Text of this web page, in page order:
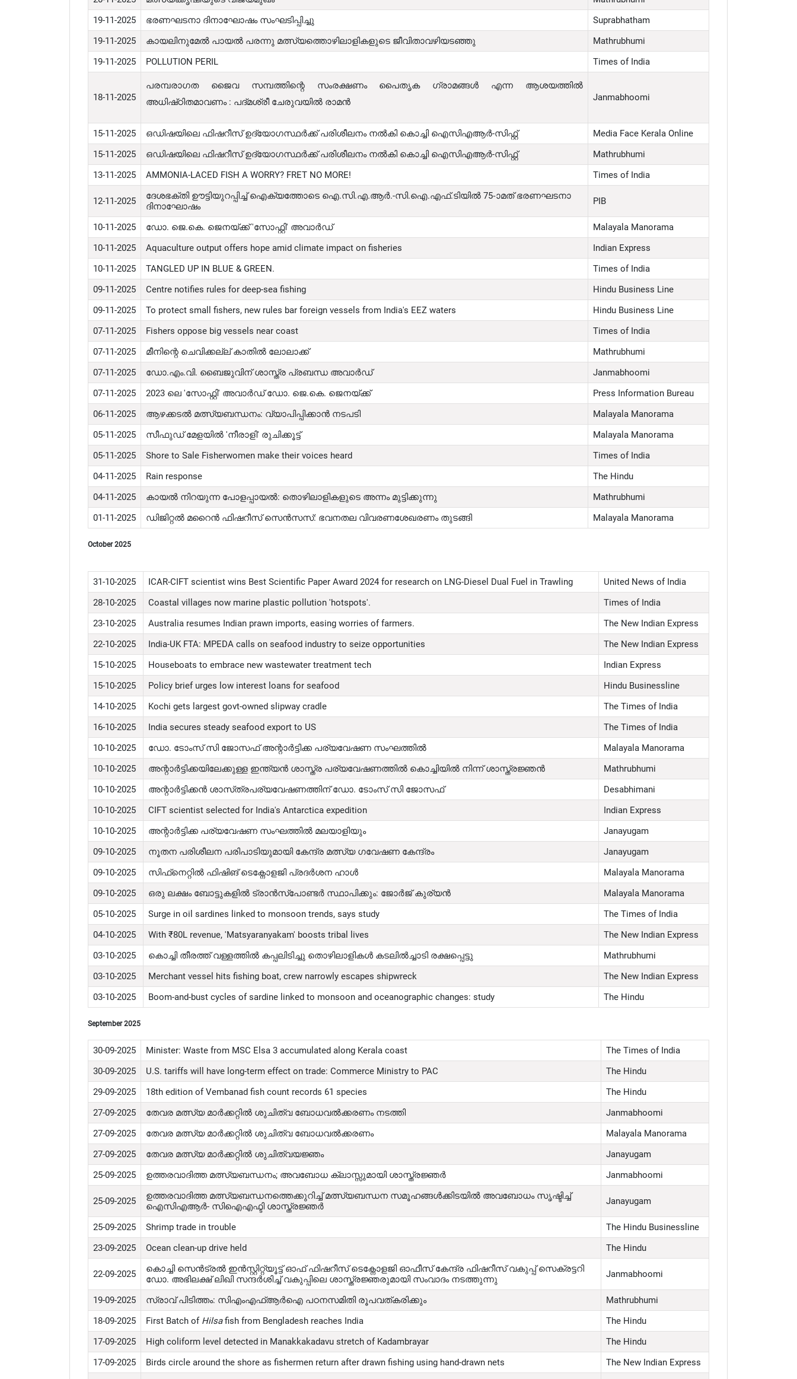
19-11-2025
ഭരണഘടനാ ദിനാഘോഷം സംഘടിപ്പിച്ചു
Suprabhatham
19-11-2025
കായലിനുമേൽ പായൽ പരന്നു മത്സ്യത്തൊഴിലാളികളുടെ ജീവിതാവഴിയടഞ്ഞു
Mathrubhumi
19-11-2025
POLLUTION PERIL Times of India
18-11-2025
പരമ്പരാഗത ജൈവ സമ്പത്തിന്റെ സംരക്ഷണം പൈതൃക ഗ്രാമങ്ങൾ എന്ന ആശയത്തിൽ
അധിഷ്‌ഠിതമാവണം : പദ്മശ്രീ ചേരുവയിൽ രാമൻ
Janmabhoomi
15-11-2025 ഒഡിഷയിലെ ഫിഷറീസ് ഉദ്യോഗസ്ഥർക്ക് പരിശീലനം നൽകി കൊച്ചി ഐസിഎആർ-സിഫ്റ്റ്
Media Face Kerala Online
15-11-2025
ഒഡിഷയിലെ ഫിഷറീസ് ഉദ്യോഗസ്ഥർക്ക് പരിശീലനം നൽകി കൊച്ചി ഐസിഎആർ-സിഫ്റ്റ്
Mathrubhumi
13-11-2025
AMMONIA-LACED FISH A WORRY? FRET NO MORE! Times of India
12-11-2025
ദേശഭക്തി ഊട്ടിയുറപ്പിച്ച് ഐക്യത്തോടെ ഐ.സി.എ.ആർ.-സി.ഐ.എഫ്.ടിയിൽ 75-ാമത് ഭരണഘടനാ
ദിനാഘോഷം
PIB
10-11-2025 ഡോ. ജെ.കെ. ജെനയ്ക്ക് 'സോഫ്റ്റി' അവാർഡ്
Malayala Manorama
10-11-2025
Aquaculture output offers hope amid climate impact on fisheries
Indian Express
10-11-2025
TANGLED UP IN BLUE & GREEN.
Times of India
09-11-2025
Centre notifies rules for deep-sea fishing
Hindu Business Line
09-11-2025
To protect small fishers, new rules bar foreign vessels from India's EEZ waters
Hindu Business Line
07-11-2025
Fishers oppose big vessels near coast
Times of India
07-11-2025
മീനിന്റെ ചെവിക്കല്ല് കാതിൽ ലോലാക്ക്
Mathrubhumi
07-11-2025
ഡോ.എം.വി. ബൈജുവിന് ശാസ്ത്ര പ്രബന്ധ അവാർഡ്
Janmabhoomi
07-11-2025
2023 ലെ 'സോഫ്റ്റി' അവാർഡ് ഡോ. ജെ.കെ. ജെനയ്ക്ക്
Press Information Bureau
06-11-2025
ആഴക്കടൽ മത്സ്യബന്ധനം: വ്യാപിപ്പിക്കാൻ നടപടി
Malayala Manorama
05-11-2025
സീഫുഡ് മേളയിൽ 'നീരാളി' രുചിക്കൂട്ട്
Malayala Manorama
05-11-2025
Shore to Sale Fisherwomen make their voices heard
Times of India
04-11-2025
Rain response
The Hindu
04-11-2025
കായൽ നിറയുന്ന പോളപ്പായൽ: തൊഴിലാളികളുടെ അന്നം മുട്ടിക്കുന്നു
Mathrubhumi
01-11-2025
ഡിജിറ്റൽ മറൈൻ ഫിഷറീസ് സെൻസസ്: ഭവനതല വിവരണശേഖരണം തുടങ്ങി Malayala Manorama
October 2025
31-10-2025 ICAR-CIFT scientist wins Best Scientific Paper Award 2024 for research on LNG-Diesel Dual Fuel in Trawling
United News of India
28-10-2025
Coastal villages now marine plastic pollution 'hotspots'.
Times of India
23-10-2025
Australia resumes Indian prawn imports, easing worries of farmers.
The New Indian Express
22-10-2025
India-UK FTA: MPEDA calls on seafood industry to seize opportunities
The New Indian Express
15-10-2025
Houseboats to embrace new wastewater treatment tech
Indian Express
15-10-2025
Policy brief urges low interest loans for seafood
Hindu Businessline
14-10-2025
Kochi gets largest govt-owned slipway cradle
The Times of India
16-10-2025
India secures steady seafood export to US
The Times of India
10-10-2025
ഡോ. ടോംസ് സി ജോസഫ് അന്റാർട്ടിക്ക പര്യവേഷണ സംഘത്തിൽ
Malayala Manorama
10-10-2025
അന്റാർട്ടിക്കയിലേക്കുള്ള ഇന്ത്യൻ ശാസ്ത്ര പര്യവേഷണത്തിൽ കൊച്ചിയിൽ നിന്ന് ശാസ്ത്രജ്ഞൻ
Mathrubhumi
10-10-2025
അന്റാർട്ടിക്കൻ ശാസ്‌ത്രപര്യവേഷണത്തിന് ഡോ. ടോംസ് സി ജോസഫ്
Desabhimani
10-10-2025
CIFT scientist selected for India's Antarctica expedition
Indian Express
10-10-2025
അന്റാർട്ടിക്ക പര്യവേഷണ സംഘത്തിൽ മലയാളിയും
Janayugam
09-10-2025
നൂതന പരിശീലന പരിപാടിയുമായി കേന്ദ്ര മത്സ്യ ഗവേഷണ കേന്ദ്രം
Janayugam
09-10-2025
സിഫ്‌നെറ്റിൽ ഫിഷിങ് ടെക്നോളജി പ്രദർശന ഹാൾ
Malayala Manorama
09-10-2025
ഒരു ലക്ഷം ബോട്ടുകളിൽ ട്രാൻസ്പോണ്ടർ സ്ഥാപിക്കും: ജോർജ് കുര്യൻ
Malayala Manorama
05-10-2025
Surge in oil sardines linked to monsoon trends, says study
The Times of India
04-10-2025
With ₹80L revenue, 'Matsyaranyakam' boosts tribal lives
The New Indian Express
03-10-2025
കൊച്ചി തീരത്ത് വള്ളത്തിൽ കപ്പലിടിച്ചു തൊഴിലാളികൾ കടലിൽച്ചാടി രക്ഷപ്പെട്ടു
Mathrubhumi
03-10-2025
Merchant vessel hits fishing boat, crew narrowly escapes shipwreck
The New Indian Express
03-10-2025
Boom-and-bust cycles of sardine linked to monsoon and oceanographic changes: study The Hindu
September 2025
30-09-2025 Minister: Waste from MSC Elsa 3 accumulated along Kerala coast
The Times of India
30-09-2025
U.S. tariffs will have long-term effect on trade: Commerce Ministry to PAC
The Hindu
29-09-2025
18th edition of Vembanad fish count records 61 species
The Hindu
27-09-2025
തേവര മത്സ്യ മാർക്കറ്റിൽ ശുചിത്വ ബോധവൽക്കരണം നടത്തി
Janmabhoomi
27-09-2025
തേവര മത്സ്യ മാർക്കറ്റിൽ ശുചിത്വ ബോധവൽക്കരണം
Malayala Manorama
27-09-2025
തേവര മത്സ്യ മാർക്കറ്റിൽ ശുചിത്വയജ്ഞം
Janayugam
25-09-2025
ഉത്തരവാദിത്ത മത്സ്യബന്ധനം; അവബോധ ക്ലാസ്സുമായി ശാസ്ത്രജ്ഞർ Janmabhoomi
25-09-2025
ഉത്തരവാദിത്ത മത്സ്യബന്ധനത്തെക്കുറിച്ച് മത്സ്യബന്ധന സമൂഹങ്ങൾക്കിടയിൽ അവബോധം സൃഷ്ടിച്ച്
ഐസിഎആർ- സിഐഎഫ്ടി ശാസ്ത്രജ്ഞർ
Janayugam
25-09-2025 Shrimp trade in trouble
The Hindu Businessline
23-09-2025
Ocean clean-up drive held The Hindu
22-09-2025
കൊച്ചി സെൻട്രൽ ഇൻസ്റ്റിറ്റ്യൂട്ട് ഓഫ് ഫിഷറീസ് ടെക്നോളജി ഓഫീസ് കേന്ദ്ര ഫിഷറീസ് വകുപ്പ് സെക്രട്ടറി
ഡോ. അഭിലക്ഷ് ലിഖി സന്ദർശിച്ച് വകുപ്പിലെ ശാസ്ത്രജ്ഞരുമായി സംവാദം നടത്തുന്നു
Janmabhoomi
19-09-2025 സ്രാവ് പിടിത്തം: സിഎംഎഫ്ആർഐ പഠനസമിതി രൂപവത്കരിക്കും
Mathrubhumi
18-09-2025
First Batch of Hilsafish from Bengladesh reaches India
The Hindu
17-09-2025
High coliform level detected in Manakkakadavu stretch of Kadambrayar
The Hindu
17-09-2025
Birds circle around the shore as fishermen return after drawn fishing using hand-drawn nets
The New Indian Express